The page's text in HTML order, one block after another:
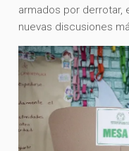
armados por derrotar,
nuevas discusiones